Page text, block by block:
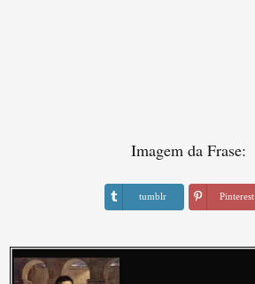
Imagem da Frase:
tumblr Pinterest